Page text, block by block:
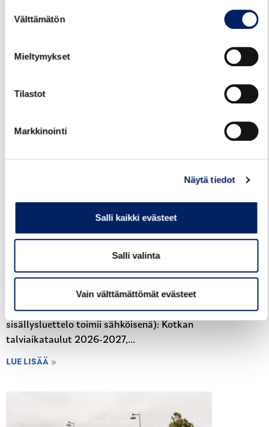
valinta
Välttämätön
Mieltymykset
Tilastot
Markkinointi
Näytä tiedot
Salli kaikki evästeet
Salli valinta
Vain välttämättömät evästeet
12.8.2026
Kotkan seudun liikenteen talvikauden 2026-
2027 aikataulut tulevat voimaan ke
seudun reittioppaasta Kotkan seudun
reittiopas sekä kunnittain seuraavista
tiedostoista pdf-muodossa (tiedostojen
sisällysluettelo toimii sähköisenä): Kotkan
talviaikataulut 2026-2027,...
LUE LISÄÄ